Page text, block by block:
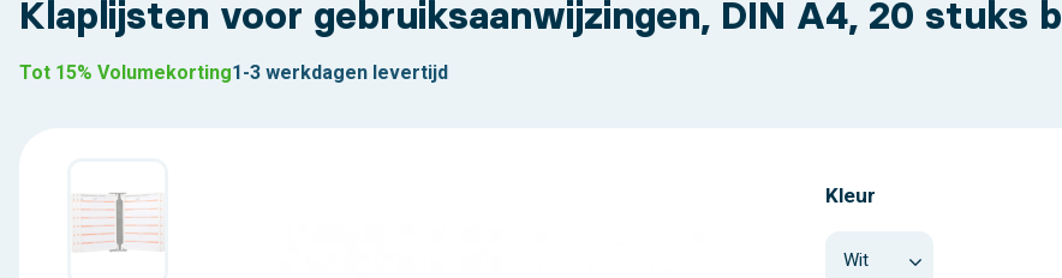
Klaplijsten voor gebruiksaanwijzingen, DIN A4, 20 stuks
Tot 15% Volumekorting1-3 werkdagen levertijd
Kleur